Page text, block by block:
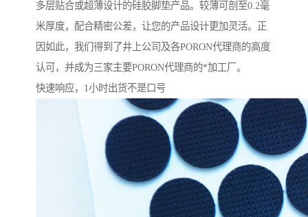
多层贴合或超薄设计的硅胶脚垫产品。较薄可剖至0.2毫
米厚度，配合精密公差，让您的产品设计更加灵活。正
因如此，我们得到了井上公司及各PORON代理商的高度
认可，并成为三家主要PORON代理商的*加工厂。
快速响应，1小时出货不是口号